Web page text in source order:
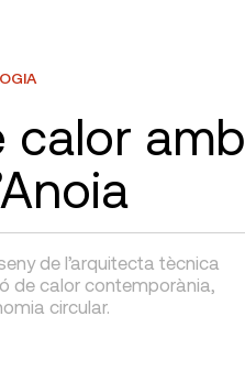
calor amb
de l’arquitecta tècnica
de calor contemporània,
circular.